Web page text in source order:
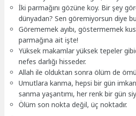
İki parmağını gözüne koy. Bir şey
dünyadan? Sen göremiyorsun diye
Görememek ayıbı, göstermemek
parmağına ait işte!
Yüksek makamlar yüksek tepeler
nefes darlığı hisseder.
Allah ile olduktan sonra ölüm de
Umutlara kanma, hepsi bir gün
sanma yaşantımı, her renk bir gün
Ölüm son nokta değil, üç noktadır.